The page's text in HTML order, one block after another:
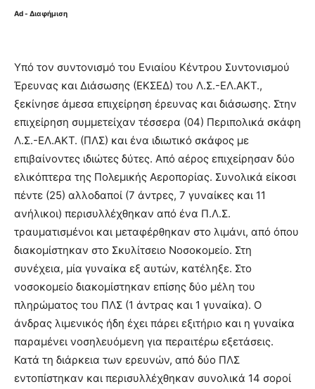
Ad - Διαφήμιση
Υπό τον συντονισμό του Ενιαίου Κέντρου Συντονισμού
Έρευνας και Διάσωσης (ΕΚΣΕΔ) του Λ.Σ.-ΕΛ.ΑΚΤ.,
ξεκίνησε άμεσα επιχείρηση έρευνας και διάσωσης. Στην
επιχείρηση συμμετείχαν τέσσερα (04) Περιπολικά σκάφη
Λ.Σ.-ΕΛ.ΑΚΤ. (ΠΛΣ) και ένα ιδιωτικό σκάφος με
επιβαίνοντες ιδιώτες δύτες. Από αέρος επιχείρησαν δύο
ελικόπτερα της Πολεμικής Αεροπορίας. Συνολικά είκοσι
πέντε (25) αλλοδαποί (7 άντρες, 7 γυναίκες και 11
ανήλικοι) περισυλλέχθηκαν από ένα Π.Λ.Σ.
τραυματισμένοι και μεταφέρθηκαν στο λιμάνι, από όπου
διακομίστηκαν στο Σκυλίτσειο Νοσοκομείο. Στη
συνέχεια, μία γυναίκα εξ αυτών, κατέληξε. Στο
νοσοκομείο διακομίστηκαν επίσης δύο μέλη του
πληρώματος του ΠΛΣ (1 άντρας και 1 γυναίκα). Ο
άνδρας λιμενικός ήδη έχει πάρει εξιτήριο και η γυναίκα
παραμένει νοσηλευόμενη για περαιτέρω εξετάσεις.
Κατά τη διάρκεια των ερευνών, από δύο ΠΛΣ
εντοπίστηκαν και περισυλλέχθηκαν συνολικά 14 σοροί